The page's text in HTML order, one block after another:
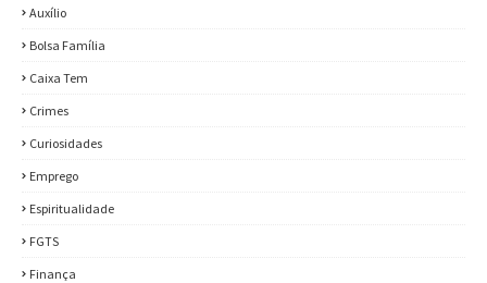
Auxílio
Bolsa Família
Caixa Tem
Crimes
Curiosidades
Emprego
Espiritualidade
FGTS
Finança